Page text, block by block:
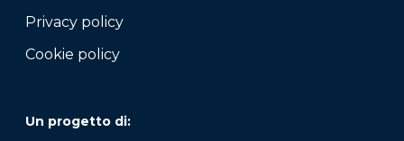
Privacy policy
Cookie policy
Un progetto di: